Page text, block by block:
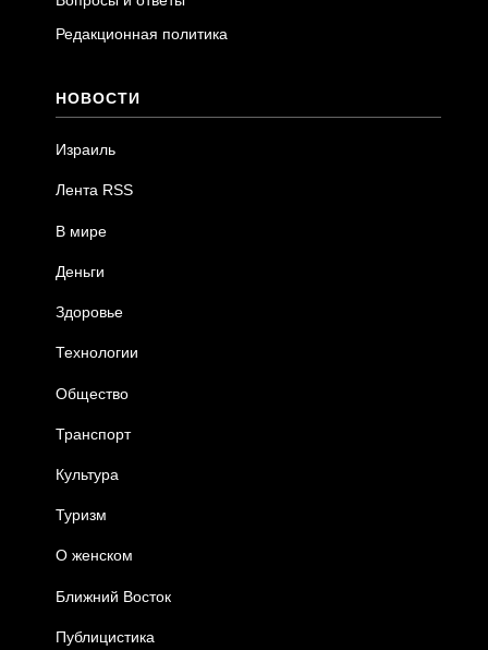
Редакционная политика
НОВОСТИ
Израиль
Лента RSS
В мире
Деньги
Здоровье
Технологии
Общество
Транспорт
Культура
Туризм
О женском
Ближний Восток
Публицистика